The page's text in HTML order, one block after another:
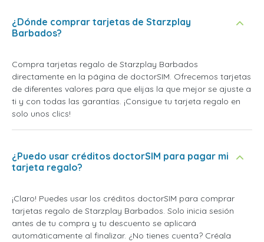
¿Dónde comprar tarjetas de Starzplay
Barbados?
Compra tarjetas regalo de Starzplay Barbados
directamente en la página de doctorSIM. Ofrecemos tarjetas
de diferentes valores para que elijas la que mejor se ajuste a
ti y con todas las garantías. ¡Consigue tu tarjeta regalo en
solo unos clics!
¿Puedo usar créditos doctorSIM para pagar mi
tarjeta regalo?
¡Claro! Puedes usar los créditos doctorSIM para comprar
tarjetas regalo de Starzplay Barbados. Solo inicia sesión
antes de tu compra y tu descuento se aplicará
automáticamente al finalizar. ¿No tienes cuenta? Créala